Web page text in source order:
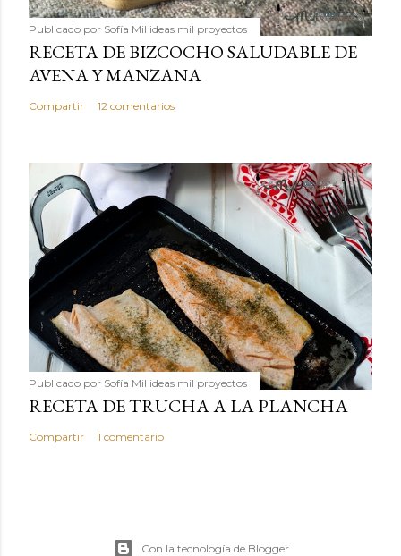
Publicado por Sofía Mil ideas mil proyectos
RECETA DE BIZCOCHO SALUDABLE DE
AVENA Y MANZANA
Compartir 12 comentarios
Publicado por Sofía Mil ideas mil proyectos
RECETA DE TRUCHA A LA PLANCHA
Compartir 1 comentario
Con la tecnología de Blogger